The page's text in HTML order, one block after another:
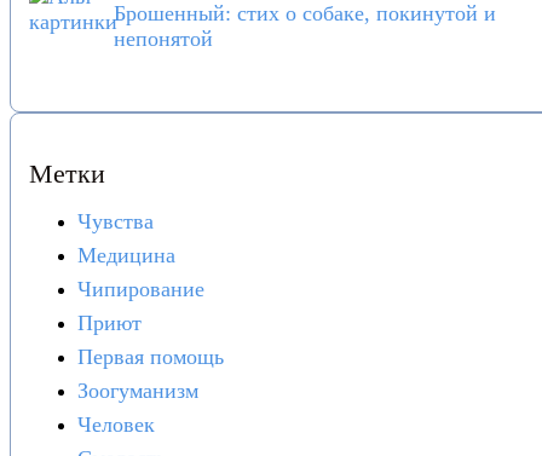
Брошенный: стих о собаке, покинутой и
непонятой
Метки
Чувства
Медицина
Чипирование
Приют
Первая помощь
Зоогуманизм
Человек